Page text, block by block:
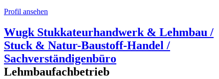
Profil ansehen
Wugk Stukkateurhandwerk & Lehmbau /
Stuck & Natur-Baustoff-Handel /
Sachverständigenbüro
Lehmbaufachbetrieb